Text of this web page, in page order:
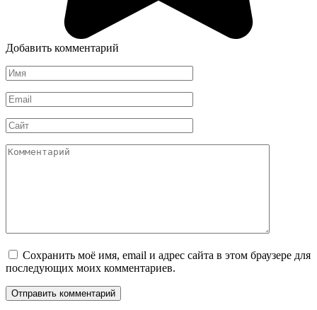
Добавить комментарий
Имя
*
Email
*
Сайт
Комментарий
Сохранить моё имя, email и адрес сайта в этом браузере для
последующих моих комментариев.